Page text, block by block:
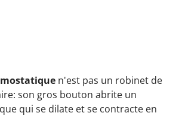
n'est pas un robinet de
son gros bouton abrite un
qui se dilate et se contracte en